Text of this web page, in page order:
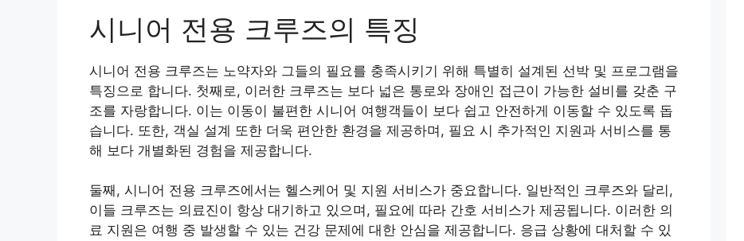
시니어 전용 크루즈의 특징
시니어 전용 크루즈는 노약자와 그들의 필요를 충족시키기 위해 특별히 설계된 선박 및 프로그램을
특징으로 합니다. 첫째로, 이러한 크루즈는 보다 넓은 통로와 장애인 접근이 가능한 설비를 갖춘 구
조를 자랑합니다. 이는 이동이 불편한 시니어 여행객들이 보다 쉽고 안전하게 이동할 수 있도록 돕
습니다. 또한, 객실 설계 또한 더욱 편안한 환경을 제공하며, 필요 시 추가적인 지원과 서비스를 통
해 보다 개별화된 경험을 제공합니다.
둘째, 시니어 전용 크루즈에서는 헬스케어 및 지원 서비스가 중요합니다. 일반적인 크루즈와 달리,
이들 크루즈는 의료진이 항상 대기하고 있으며, 필요에 따라 간호 서비스가 제공됩니다. 이러한 의
료 지원은 여행 중 발생할 수 있는 건강 문제에 대한 안심을 제공합니다. 응급 상황에 대처할 수 있